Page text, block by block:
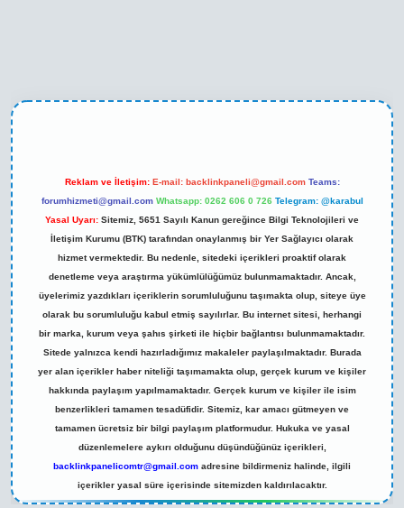
Reklam ve İletişim: E-mail: backlinkpaneli@gmail.com Teams:
forumhizmeti@gmail.com Whatsapp: 0262 606 0 726 Telegram: @karabul
Yasal Uyarı: Sitemiz, 5651 Sayılı Kanun gereğince Bilgi Teknolojileri ve
İletişim Kurumu (BTK) tarafından onaylanmış bir Yer Sağlayıcı olarak
hizmet vermektedir. Bu nedenle, sitedeki içerikleri proaktif olarak
denetleme veya araştırma yükümlülüğümüz bulunmamaktadır. Ancak,
üyelerimiz yazdıkları içeriklerin sorumluluğunu taşımakta olup, siteye üye
olarak bu sorumluluğu kabul etmiş sayılırlar. Bu internet sitesi, herhangi
bir marka, kurum veya şahıs şirketi ile hiçbir bağlantısı bulunmamaktadır.
Sitede yalnızca kendi hazırladığımız makaleler paylaşılmaktadır. Burada
yer alan içerikler haber niteliği taşımamakta olup, gerçek kurum ve kişiler
hakkında paylaşım yapılmamaktadır. Gerçek kurum ve kişiler ile isim
benzerlikleri tamamen tesadüfidir. Sitemiz, kar amacı gütmeyen ve
tamamen ücretsiz bir bilgi paylaşım platformudur. Hukuka ve yasal
düzenlemelere aykırı olduğunu düşündüğünüz içerikleri,
backlinkpanelicomtr@gmail.com adresine bildirmeniz halinde, ilgili
içerikler yasal süre içerisinde sitemizden kaldırılacaktır.